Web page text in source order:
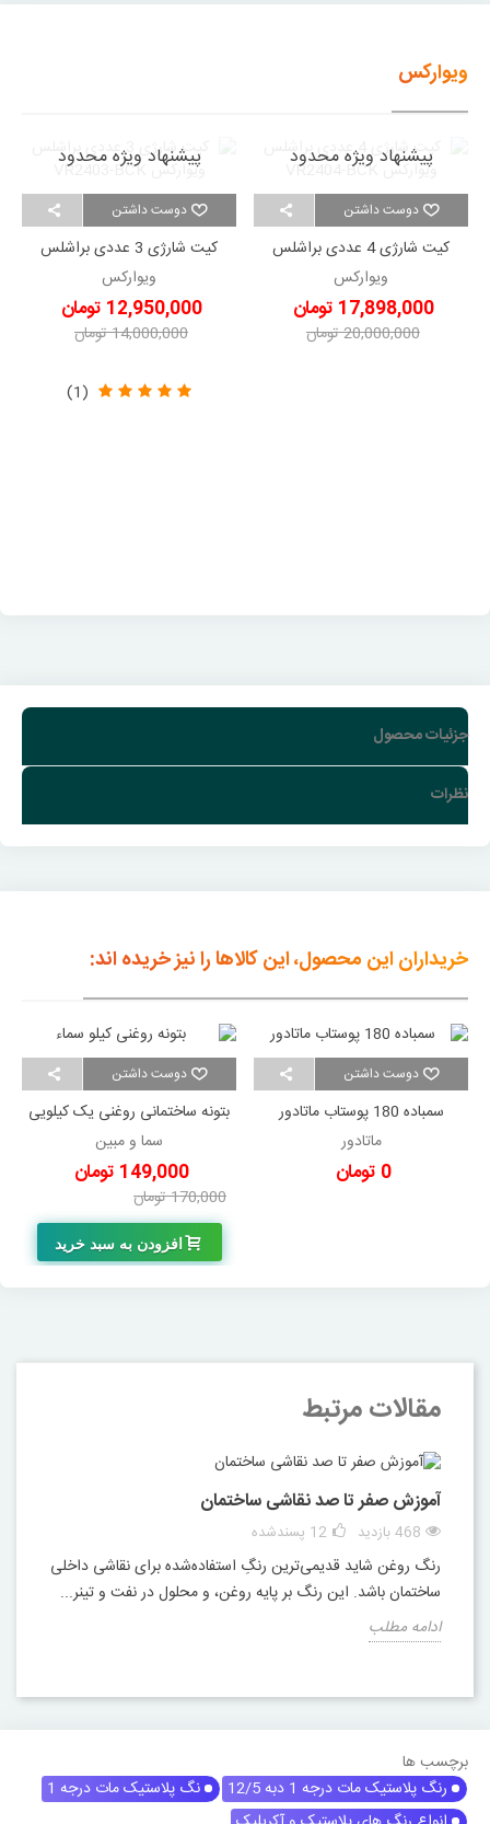
ویوارکس
دوست داشتن
پیشنهاد ویژه محدود
کیت شارژی 4 عددی براشلس
ویوارکس VR2404-BCKویوارکس
17,898,000 تومان
20,000,000 تومان
دوست داشتن
پیشنهاد ویژه محدود
کیت شارژی 3 عددی براشلس
ویوارکس VR2403-BCKویوارکس
12,950,000 تومان
14,000,000 تومان
(1)
جزئیات محصول
نظرات
خریداران این محصول، این کالاها را نیز خریده اند:
دوست داشتن
سمباده 180 پوستاب ماتادور
ماتادور
0 تومان
دوست داشتن
بتونه ساختمانی روغنی یک کیلویی
سما
سما و مبین
149,000 تومان
170,000 تومان
افزودن به سبد خرید
مقالات مرتبط
آموزش صفر تا صد نقاشی ساختمان
468 بازدید 12 پسندشده
رنگ روغن شاید قدیمی‌ترین رنگِ استفاده‌شده برای نقاشی داخلی
ساختمان باشد. این رنگ بر پایه روغن، و محلول در نفت و تینر...
ادامه مطلب
برچسب ها
رنگ پلاستیک مات درجه 1 دبه 12/5
نگ پلاستیک مات درجه 1